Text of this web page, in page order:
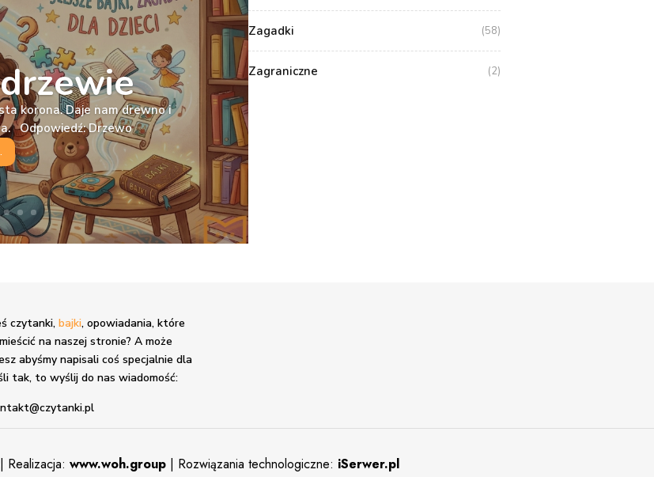
korona. Daje nam drewno i
Odpowiedź: Drzewo
Zagadki (58)
Zagraniczne (2)
czytanki,bajki, opowiadania, które
na naszej stronie? A może
abyśmy napisali coś specjalnie dla
tak, to wyślij do nas wiadomość:
www.woh.group | Rozwiązania technologiczne: iSerwer.pl